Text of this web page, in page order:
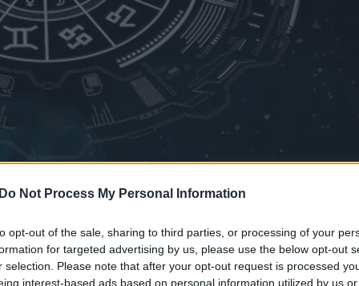
Do Not Process My Personal Information
opt-out of the sale, sharing to third parties, or processing of your
for targeted advertising by us, please use the below opt-out
selection. Please note that after your opt-out request is processed
interest-based ads based on personal information utilized by us
buvo pranašiški, pildysis greitai.
sėkmė; būti miške, medžius regėti